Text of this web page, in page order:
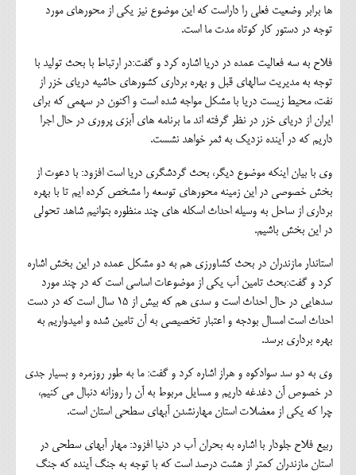
ها برابر وضعيت فعلي را داراست كه اين موضوع نيز يكي از محورهاي مورد
توجه در دستور كار كوتاه مدت ما است.
فلاح به سه فعاليت عمده در دريا اشاره كرد و گفت:در ارتباط با بحث توليد با
توجه به مديريت سالهاي قبل و بهره برداري كشورهاي حاشيه درياي خزر از
نفت، محيط زيست دريا با مشكل مواجه شده است و اكنون در سهمي كه براي
ايران از درياي خزر در نظر گرفته اند ما برنامه هاي آبزي پروري در حال اجرا
داريم كه در آينده نزديك به ثمر خواهد نشست.
وي با بيان اينكه موضوع ديگر، بحث گردشگري دريا است افزود: با دعوت از
بخش خصوصي در اين زمينه محورهاي توسعه را مشخص كرده ايم تا با بهره
برداري از ساحل به وسيله احداث اسكله هاي چند منظوره بتوانيم شاهد تحولي
در اين بخش باشيم.
استاندار مازندران در بحث كشاورزي هم به دو مشكل عمده در اين بخش اشاره
كرد و گفت:بحث تامين آب يكي از موضوعات اساسي است كه در چند مورد
سدهايي در حال احداث است و سدي هم كه بيش از 15 سال است كه در دست
احداث است امسال بودجه و اعتبار تخصيصي به آن تامين شده و اميدواريم به
بهره برداري برسد.
وي به دو سد سوادكوه و هراز اشاره كرد و گفت: ما به طور روزمره و بسيار جدي
در خصوص آن دغدغه داريم و مسايل مربوط به آن را روزانه دنبال مي كنيم،
چرا كه يكي از معضلات استان مهارنشدن آبهاي سطحي استان است.
ربيع فلاح جلودار با اشاره به بحران آب در دنيا افزود: مهار آبهاي سطحي در
استان مازندران كمتر از هشت درصد است كه با توجه به جنگ آينده كه جنگ